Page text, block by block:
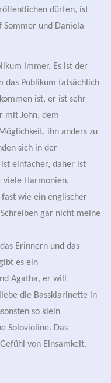
dürfen, ist
Sommer und Daniela
immer. Es ist der
das Publikum tatsächlich
ist, er ist sehr
mit John, dem
ihn anders zu
sich in der
einfacher, daher ist
viele Harmonien,
fast wie ein englischer
gar nicht meine
Erinnern und das
es ein
Agatha, er will
die Bassklarinette in
so klein
Solovioline. Das
von Einsamkeit.